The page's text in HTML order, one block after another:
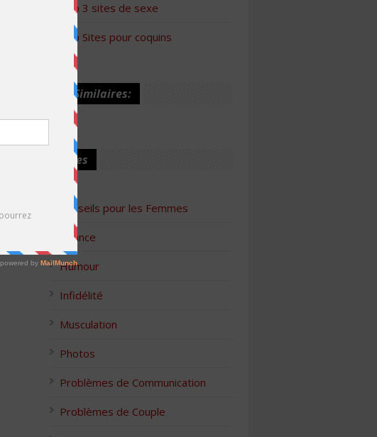
Top 3 sites de sexe
Top Sites pour coquins
Articles Similaires:
Catégories
Conseils pour les Femmes
Finance
Humour
Infidélité
Musculation
Photos
Problèmes de Communication
Problèmes de Couple